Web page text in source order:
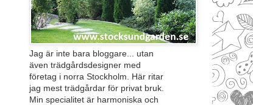
Jag är inte bara bloggare... utan
även trädgårdsdesigner med
företag i norra Stockholm. Här ritar
jag mest trädgårdar för privat bruk.
Min specialitet är harmoniska och